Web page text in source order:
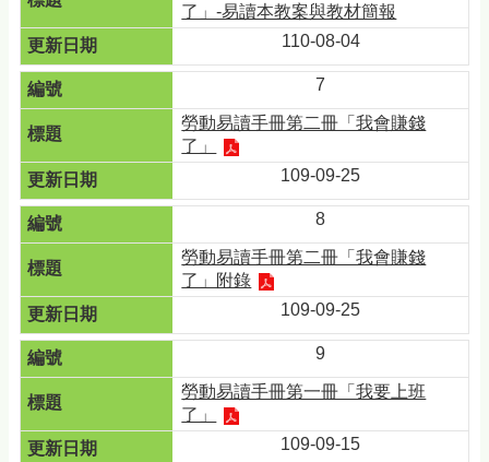
了」-易讀本教案與教材簡報
110-08-04
7
勞動易讀手冊第二冊「我會賺錢
了」
109-09-25
8
勞動易讀手冊第二冊「我會賺錢
了」附錄
109-09-25
9
勞動易讀手冊第一冊「我要上班
了」
109-09-15